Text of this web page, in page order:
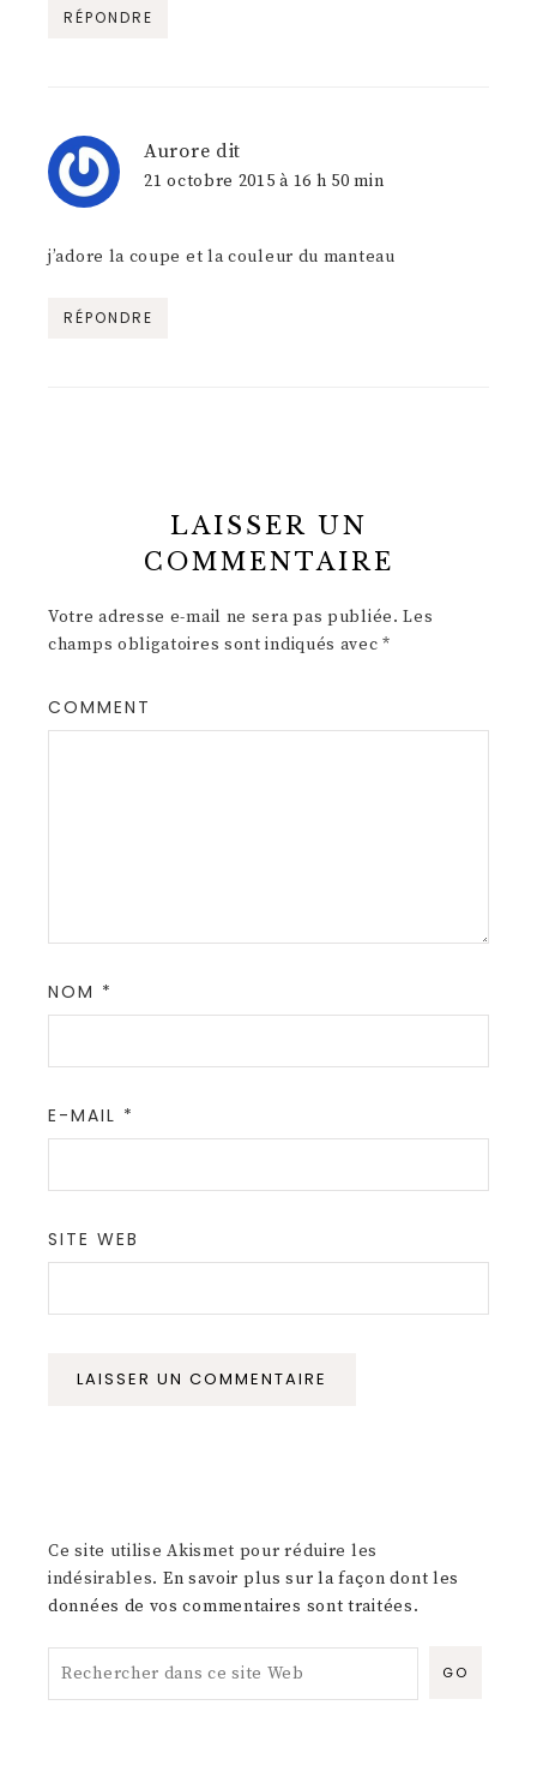
RÉPONDRE
Aurore dit
21 octobre 2015 à 16 h 50 min
j’adore la coupe et la couleur du manteau
RÉPONDRE
LAISSER UN
COMMENTAIRE
Votre adresse e-mail ne sera pas publiée. Les
champs obligatoires sont indiqués avec*
COMMENT
NOM *
E-MAIL *
SITE WEB
Ce site utilise Akismet pour réduire les
indésirables. En savoir plus sur la façon dont les
données de vos commentaires sont traitées.